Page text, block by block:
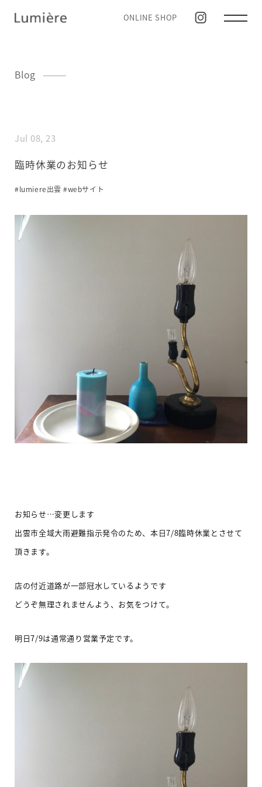
ONLINE SHOP
Blog
Jul 08, 23
臨時休業のお知らせ
#lumiere出雲 #webサイト
お知らせ…変更します
出雲市全域大雨避難指示発令のため、本日7/8臨時休業とさせて
頂きます。
店の付近道路が一部冠水しているようです
どうぞ無理されませんよう、お気をつけて。
明日7/9は通常通り営業予定です。